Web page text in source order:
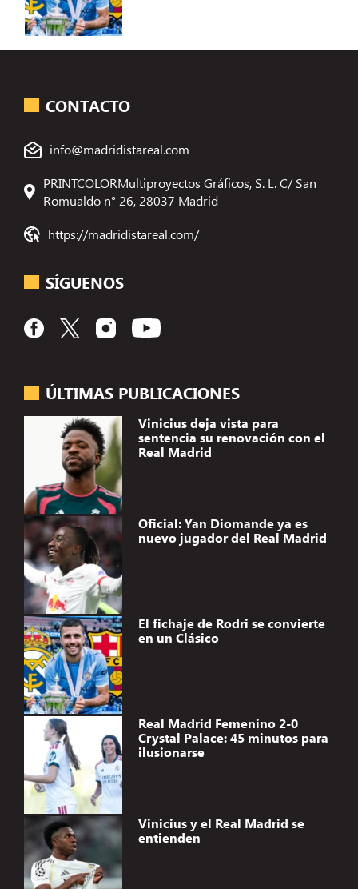
ÚLTIMAS PUBLICACIONES
Vinicius deja vista para
sentencia su renovación con el
Real Madrid
Oficial: Yan Diomande ya es
nuevo jugador del Real Madrid
El fichaje de Rodri se convierte
en un Clásico
Real Madrid Femenino 2-0
Crystal Palace: 45 minutos para
ilusionarse
Vinicius y el Real Madrid se
entienden
CONTACTO
info@madridistareal.com
PRINTCOLORMultiproyectos Gráficos, S. L. C/ San
Romualdo n° 26, 28037 Madrid
https://madridistareal.com/
SÍGUENOS